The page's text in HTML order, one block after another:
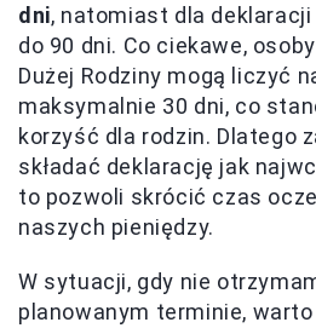
dni, natomiast dla
do 90 dni. Co ciekawe,
Dużej Rodziny mogą liczyć
maksymalnie 30 dni, co
korzyść dla rodzin. Dlatego
składać deklarację jak
to pozwoli skrócić czas
naszych pieniędzy.
W sytuacji, gdy nie
planowanym terminie,